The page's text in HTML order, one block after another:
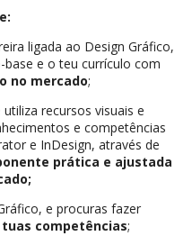
ligada ao Design Gráfico,
e o teu currículo com
no mercado;
recursos visuais e
e competências
e InDesign, através de
prática e ajustada
e procuras fazer
tuas competências;